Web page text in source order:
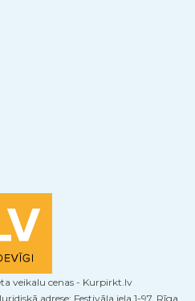
adrese: Festivāla iela 1-97, Rīga